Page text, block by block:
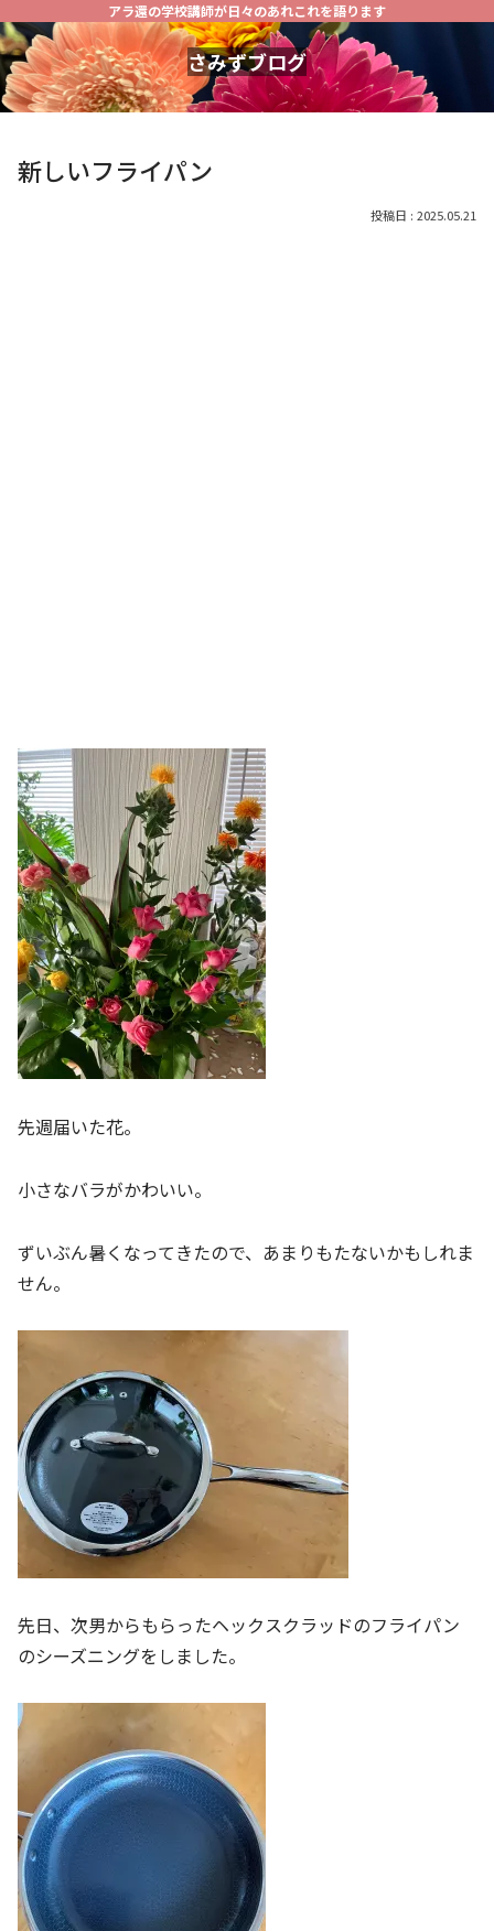
アラ還の学校講師が日々のあれこれを語ります
さみずブログ
新しいフライパン
2025.05.21
先週届いた花。
小さなバラがかわいい。
ずいぶん暑くなってきたので、あまりもたないかもしれま
せん。
先日、次男からもらったヘックスクラッドのフライパン
のシーズニングをしました。